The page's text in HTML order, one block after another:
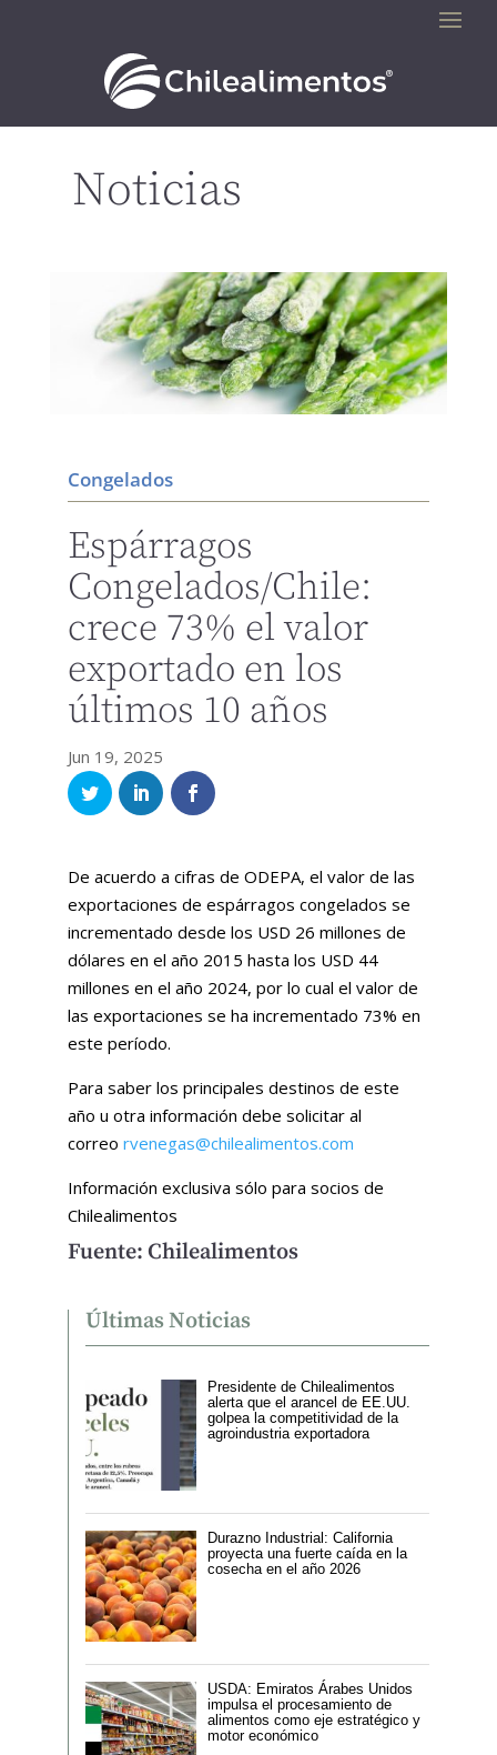
Noticias
Congelados
Espárragos
Congelados/Chile:
crece 73% el valor
exportado en los
últimos 10 años
Jun 19, 2025
De acuerdo a cifras de ODEPA, el valor de las
exportaciones de espárragos congelados se
incrementado desde los USD 26 millones de
dólares en el año 2015 hasta los USD 44
millones en el año 2024, por lo cual el valor de
las exportaciones se ha incrementado 73% en
este período.
Para saber los principales destinos de este
año u otra información debe solicitar al
correo rvenegas@chilealimentos.com
Información exclusiva sólo para socios de
Chilealimentos
Fuente: Chilealimentos
Últimas Noticias
Presidente de Chilealimentos
alerta que el arancel de EE.UU.
golpea la competitividad de la
agroindustria exportadora
Durazno Industrial: California
proyecta una fuerte caída en la
cosecha en el año 2026
USDA: Emiratos Árabes Unidos
impulsa el procesamiento de
alimentos como eje estratégico y
motor económico